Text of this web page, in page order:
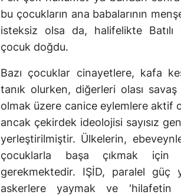
bu çocukların ana babalarının
isteksiz olsa da, halifelikte Batılı
çocuk doğdu.
Bazı çocuklar cinayetlere, kafa
tanık olurken, diğerleri olası
olmak üzere canice eylemlere aktif
ancak çekirdek ideolojisi sayısız
yerleştirilmiştir. Ülkelerin,
çocuklarla başa çıkmak için
gerekmektedir. IŞİD, paralel güç
askerlere yaymak ve 'hilafetin